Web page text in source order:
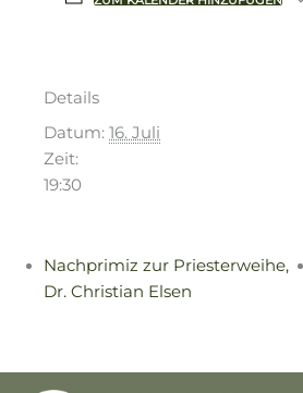
Details
Datum: 16. Juli
Zeit:
19:30
Nachprimiz zur Priesterweihe,
Dr. Christian Elsen